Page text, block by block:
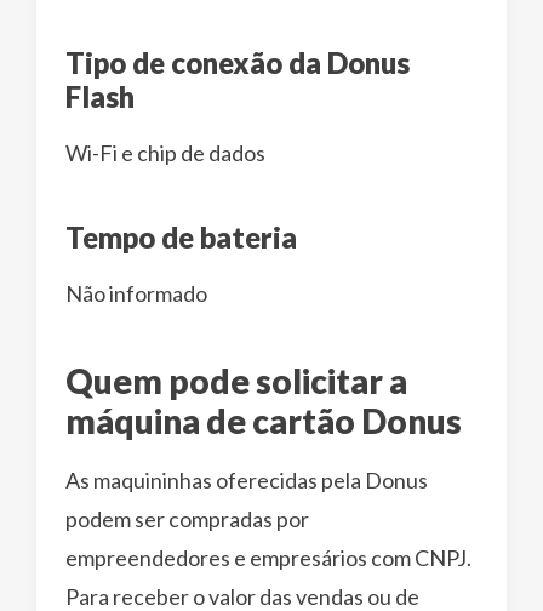
Tipo de conexão da Donus
Flash
Wi-Fi e chip de dados
Tempo de bateria
Não informado
Quem pode solicitar a
máquina de cartão Donus
As maquininhas oferecidas pela Donus
podem ser compradas por
empreendedores e empresários com CNPJ.
Para receber o valor das vendas ou de